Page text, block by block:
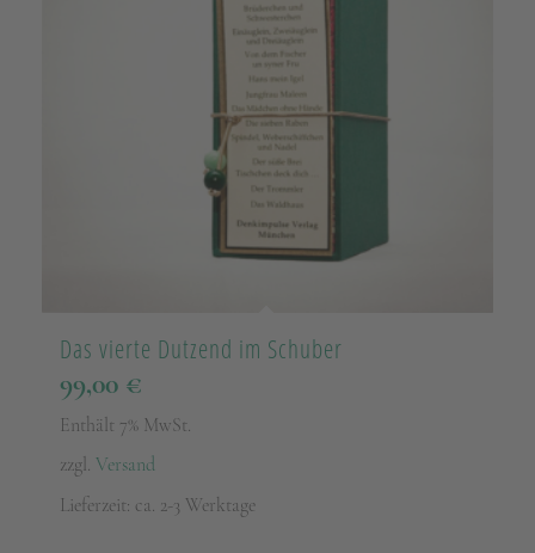
Das vierte Dutzend im Schuber
99,00 €
Enthält 7% MwSt.
zzgl. Versand
Lieferzeit: ca. 2-3 Werktage